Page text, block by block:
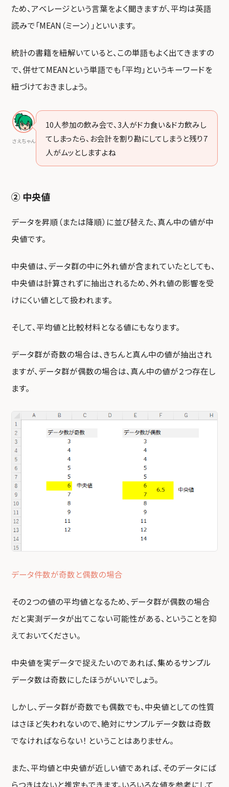
ため、アベレージという言葉をよく聞きますが、平均は英語
読みで「MEAN（ミーン）」といいます。
統計の書籍を紐解いていると、この単語もよく出てきますの
で、併せてMEANという単語でも「平均」というキーワードを
紐づけておきましょう。
さえちゃん
10人参加の飲み会で、3人がドカ食い＆ドカ飲みし
てしまったら、お会計を割り勘にしてしまうと残り7
人がムッとしますよね
② 中央値
データを昇順（または降順）に並び替えた、真ん中の値が中
央値です。
中央値は、データ群の中に外れ値が含まれていたとしても、
中央値は計算されずに抽出されるため、外れ値の影響を受
けにくい値として扱われます。
そして、平均値と比較材料となる値にもなります。
データ群が奇数の場合は、きちんと真ん中の値が抽出され
ますが、データ群が偶数の場合は、真ん中の値が２つ存在し
ます。
データ件数が奇数と偶数の場合
その２つの値の平均値となるため、データ群が偶数の場合
だと実測データが出てこない可能性がある、ということを抑
えておいてください。
中央値を実データで捉えたいのであれば、集めるサンプル
データ数は奇数にしたほうがいいでしょう。
しかし、データ群が奇数でも偶数でも、中央値としての性質
はさほど失われないので、絶対にサンプルデータ数は奇数
でなければならない！ ということはありません。
また、平均値と中央値が近しい値であれば、そのデータにば
らつきはないと推定もできます。いろいろな値を参考にして